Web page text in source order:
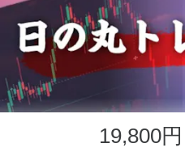
19,800円